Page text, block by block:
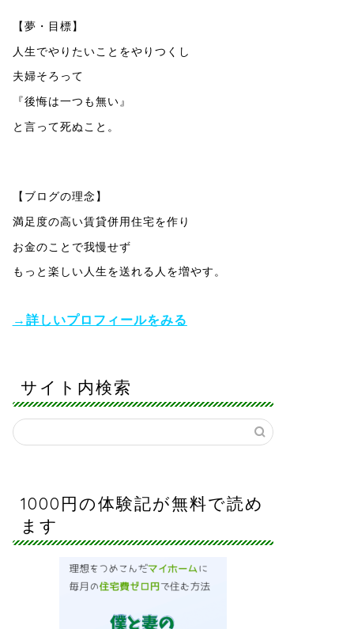
【夢・目標】
人生でやりたいことをやりつくし
夫婦そろって
『後悔は一つも無い』
と言って死ぬこと。
【ブログの理念】
満足度の高い賃貸併用住宅を作り
お金のことで我慢せず
もっと楽しい人生を送れる人を増やす。
→詳しいプロフィールをみる
サイト内検索
1000円の体験記が無料で読め
ます